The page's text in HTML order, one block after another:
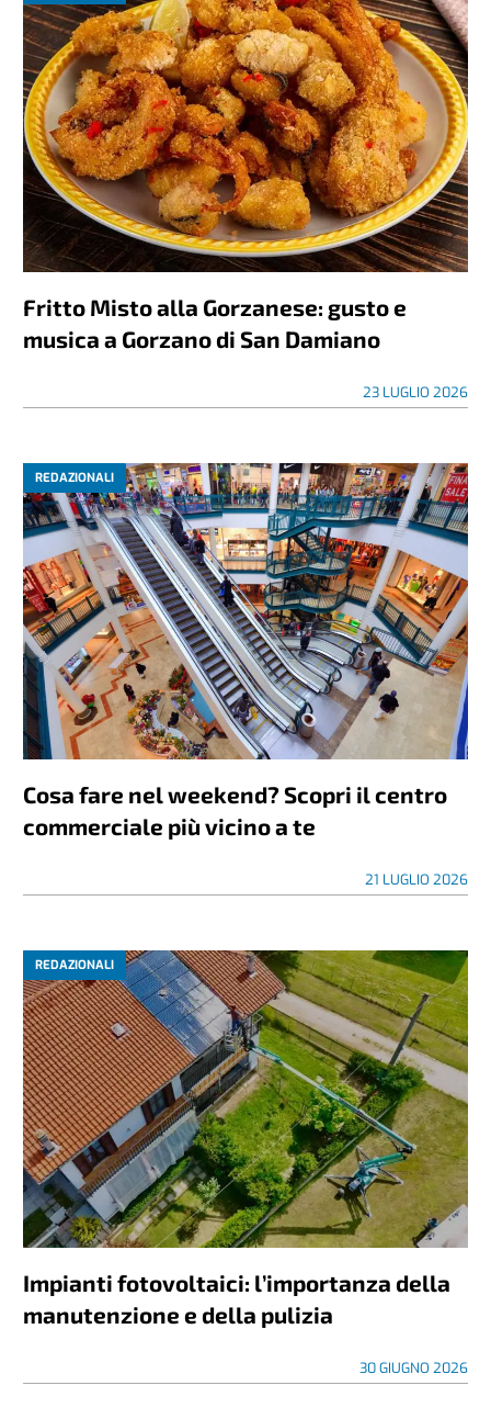
Fritto Misto alla Gorzanese: gusto e
musica a Gorzano di San Damiano
23 LUGLIO 2026
REDAZIONALI
Cosa fare nel weekend? Scopri il centro
commerciale più vicino a te
21 LUGLIO 2026
REDAZIONALI
Impianti fotovoltaici: l’importanza della
manutenzione e della pulizia
30 GIUGNO 2026